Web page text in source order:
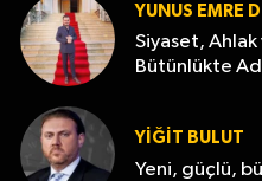
YUNUS EMRE
Siyaset, Ahlak
Bütünlükte
YİĞİT BULUT
Yeni, güçlü,